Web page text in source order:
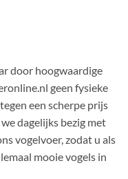
door hoogwaardige
geen fysieke
een scherpe prijs
dagelijks bezig met
vogelvoer, zodat u als
mooie vogels in